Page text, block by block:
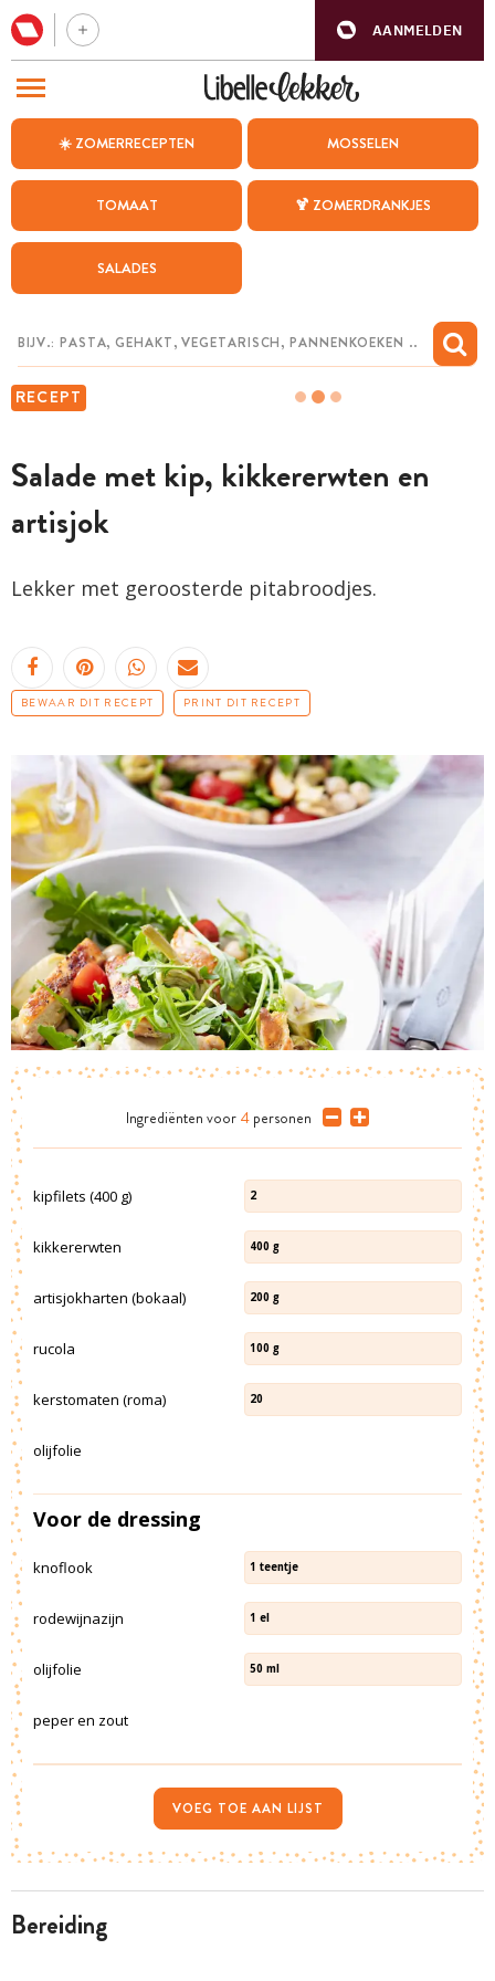
AANMELDEN
☀️ ZOMERRECEPTEN MOSSELEN
TOMAAT 🍹 ZOMERDRANKJES
SALADES
RECEPT
Salade met kip, kikkererwten en
artisjok
Lekker met geroosterde pitabroodjes.
BEWAAR DIT RECEPT PRINT DIT RECEPT
bereiding
Ingrediënten voor 4 personen
kipfilets (400 g) 2
kikkererwten 400 g
artisjokharten (bokaal) 200 g
rucola 100 g
kerstomaten (roma) 20
olijfolie
Voor de dressing
knoflook 1 teentje
rodewijnazijn 1 el
olijfolie 50 ml
peper en zout
VOEG TOE AAN LIJST
BEZOEK ONZE ANDERE WEBSITES
WEEKMENU
CHAT MET MAIA
MIJN BEWAARDE RECEPTEN